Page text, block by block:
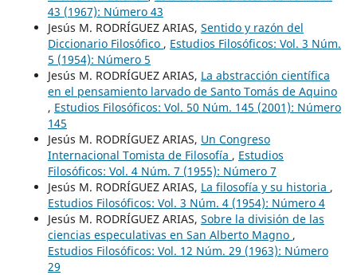
43 (1967): Número 43
Jesús M. RODRÍGUEZ ARIAS, Sentido y razón del
Diccionario Filosófico , Estudios Filosóficos: Vol. 3 Núm.
5 (1954): Número 5
Jesús M. RODRÍGUEZ ARIAS, La abstracción científica
en el pensamiento larvado de Santo Tomás de Aquino
, Estudios Filosóficos: Vol. 50 Núm. 145 (2001): Número
145
Jesús M. RODRÍGUEZ ARIAS, Un Congreso
Internacional Tomista de Filosofía , Estudios
Filosóficos: Vol. 4 Núm. 7 (1955): Número 7
Jesús M. RODRÍGUEZ ARIAS, La filosofía y su historia ,
Estudios Filosóficos: Vol. 3 Núm. 4 (1954): Número 4
Jesús M. RODRÍGUEZ ARIAS, Sobre la división de las
ciencias especulativas en San Alberto Magno ,
Estudios Filosóficos: Vol. 12 Núm. 29 (1963): Número
29